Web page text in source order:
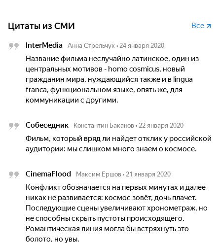
Цитаты из СМИ Все
InterMedia Анна Стрельчук • 24 января 2020
Название фильма неслучайно латинское, один из
центральных мотивов - homo cosmicus, новый
гражданин мира, нуждающийся также и в lingua
franca, функциональном языке, опять же, для
коммуникации с другими.
Собеседник Константин Баканов • 22 января 2020
Фильм, который вряд ли найдет отклик у российской
аудитории: мы слишком много знаем о космосе.
CinemaFlood Максим Ершов • 21 января 2020
Конфликт обозначается на первых минутах и далее
никак не развивается: космос зовёт, дочь плачет.
Последующие сцены увеличивают хронометраж, но
не способны скрыть пустоты происходящего.
Романтическая линия могла бы встряхнуть это
болото, но увы.